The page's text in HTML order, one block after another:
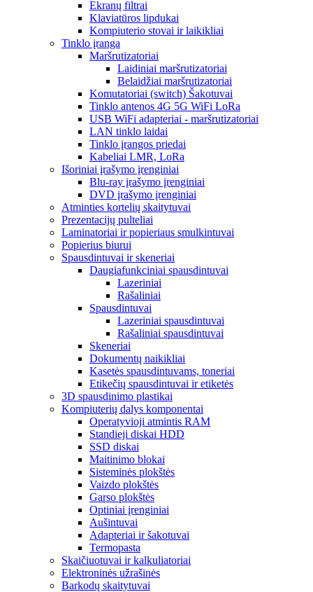
Ekranų filtrai
Klaviatūros lipdukai
Kompiuterio stovai ir laikikliai
Tinklo įranga
Maršrutizatoriai
Laidiniai maršrutizatoriai
Belaidžiai maršrutizatoriai
Komutatoriai (switch) Šakotuvai
Tinklo antenos 4G 5G WiFi LoRa
USB WiFi adapteriai - maršrutizatoriai
LAN tinklo laidai
Tinklo įrangos priedai
Kabeliai LMR, LoRa
Išoriniai įrašymo įrenginiai
Blu-ray įrašymo įrenginiai
DVD įrašymo įrenginiai
Atminties kortelių skaitytuvai
Prezentacijų pulteliai
Laminatoriai ir popieriaus smulkintuvai
Popierius biurui
Spausdintuvai ir skeneriai
Daugiafunkciniai spausdintuvai
Lazeriniai
Rašaliniai
Spausdintuvai
Lazeriniai spausdintuvai
Rašaliniai spausdintuvai
Skeneriai
Dokumentų naikikliai
Kasetės spausdintuvams, toneriai
Etikečių spausdintuvai ir etiketės
3D spausdinimo plastikai
Kompiuterių dalys komponentai
Operatyvioji atmintis RAM
Standieji diskai HDD
SSD diskai
Maitinimo blokai
Sisteminės plokštės
Vaizdo plokštės
Garso plokštės
Optiniai įrenginiai
Aušintuvai
Adapteriai ir šakotuvai
Termopasta
Skaičiuotuvai ir kalkuliatoriai
Elektroninės užrašinės
Barkodų skaitytuvai